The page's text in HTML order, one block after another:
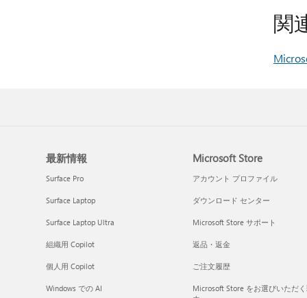
関
最新情報
Surface Pro
Surface Laptop
Surface Laptop Ultra
組織用 Copilot
個人用 Copilot
Windows での AI
Microsoft Store
アカウント プロファイル
ダウンロード センター
Microsoft Store サポート
返品・返金
ご注文履歴
Microsoft Store をお選びいただ